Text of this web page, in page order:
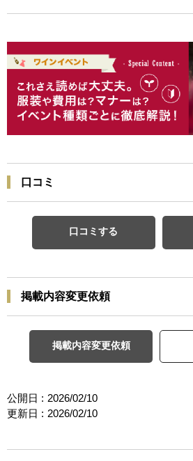
口コミ
口コミする
掲載内容変更依頼
掲載内容変更依頼
公開日 : 2026/02/10
更新日 : 2026/02/10